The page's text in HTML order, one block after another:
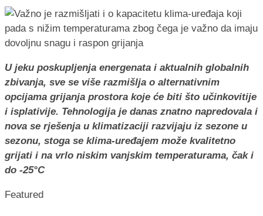
U jeku poskupljenja energenata i aktualnih globalnih
zbivanja, sve se više razmišlja o alternativnim
opcijama grijanja prostora koje će biti što učinkovitije
i isplativije. Tehnologija je danas znatno napredovala i
nova se rješenja u klimatizaciji razvijaju iz sezone u
sezonu, stoga se klima-uređajem može kvalitetno
grijati i na vrlo niskim vanjskim temperaturama, čak i
do -25°C
Featured